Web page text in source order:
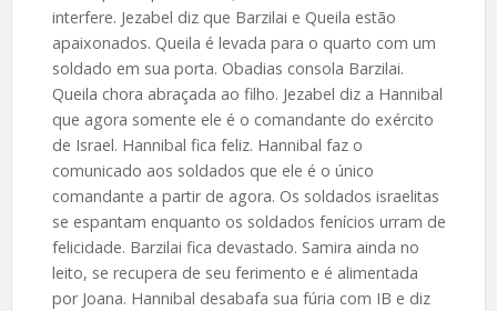
interfere. Jezabel diz que Barzilai e Queila estão
apaixonados. Queila é levada para o quarto com um
soldado em sua porta. Obadias consola Barzilai.
Queila chora abraçada ao filho. Jezabel diz a Hannibal
que agora somente ele é o comandante do exército
de Israel. Hannibal fica feliz. Hannibal faz o
comunicado aos soldados que ele é o único
comandante a partir de agora. Os soldados israelitas
se espantam enquanto os soldados fenícios urram de
felicidade. Barzilai fica devastado. Samira ainda no
leito, se recupera de seu ferimento e é alimentada
por Joana. Hannibal desabafa sua fúria com IB e diz